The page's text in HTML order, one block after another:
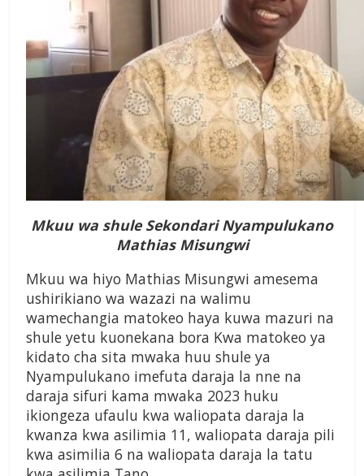
Mkuu wa shule Sekondari Nyampulukano
Mathias Misungwi
Mkuu wa hiyo Mathias Misungwi amesema
ushirikiano wa wazazi na walimu
wamechangia matokeo haya kuwa mazuri na
shule yetu kuonekana bora Kwa matokeo ya
kidato cha sita mwaka huu shule ya
Nyampulukano imefuta daraja la nne na
daraja sifuri kama mwaka 2023 huku
ikiongeza ufaulu kwa waliopata daraja la
kwanza kwa asilimia 11, waliopata daraja pili
kwa asimilia 6 na waliopata daraja la tatu